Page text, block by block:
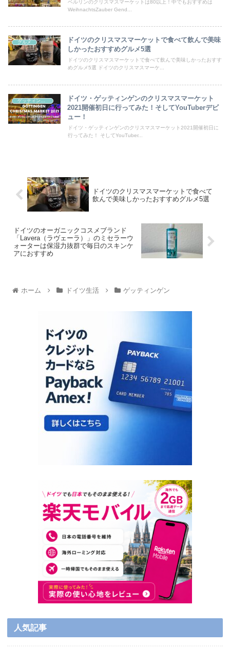
ベルリンのクリスマスマーケットは80以上！中でもおすすめは
WeihnachtsZauber Gend...
グルメ
ドイツのクリスマスマーケットで食べて飲んで美味
しかったおすすめグルメ5選
ドイツのクリスマスマーケットで食べて飲んで美味しかったおすす
めグルメ5選 ドイツのクリスマスマーケ...
ドイツ・ゲッティンゲンのクリスマスマーケット
2021開催初日に行ってみた！そしてYouTuberデビ
ュー！
ドイツ・ゲッティンゲンのクリスマスマーケット2021開催初日に
行ってみた！ そしてYouTuber...
ドイツのクリスマスマーケットで食べて
飲んで美味しかったおすすめグルメ5選
ドイツのオーガニックコスメブランド
「Lavera（ラヴェーラ）」のミセラーウ
ォーターは保湿力抜群で毎日のスキンケ
アにおすすめ
ホーム ドイツ生活 ゲッティンゲン
人気記事